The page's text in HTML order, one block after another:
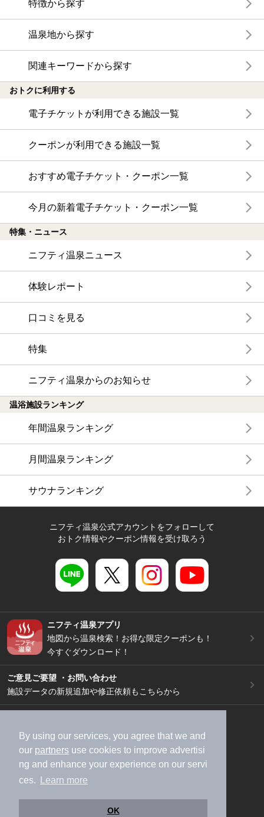
By using our services, you agree that we and
our partners use cookies to improve advertisi
ng and enhance your experience on our servi
ces.
Learn more
OK
特徴から探す
温泉地から探す
関連キーワードから探す
おトクに利用する
電子チケットが利用できる施設一覧
クーポンが利用できる施設一覧
おすすめ電子チケット・クーポン一覧
今月の新着電子チケット・クーポン一覧
特集・ニュース
ニフティ温泉ニュース
体験レポート
口コミを見る
特集
ニフティ温泉からのお知らせ
温浴施設ランキング
年間温泉ランキング
月間温泉ランキング
サウナランキング
ニフティ温泉公式アカウントをフォローして
おトク情報やクーポン情報を受け取ろう
ニフティ温泉アプリ
地図から温泉検索！お得な限定クーポンも！
今すぐダウンロード！
ご意見ご要望 ・お問い合わせ
施設データの新規追加や修正依頼もこちらから
加盟店募集（資料請求）
広告出稿のご案内
利用規約
ライフスタイルMEMBERS+規約
特定商取引法に基づく表記
ヘルプ
採用情報
運営会社